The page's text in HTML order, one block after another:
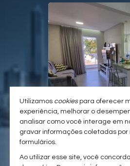
#1.352
CAMBORIÚ -TABULEIRO
Apartamento no
2 2 1 73,
Utilizamos cookiespara oferecer
experiência, melhorar o
analisar como você interage em
gravar informações coletadas por
formulários.
Ao utilizar esse site, você